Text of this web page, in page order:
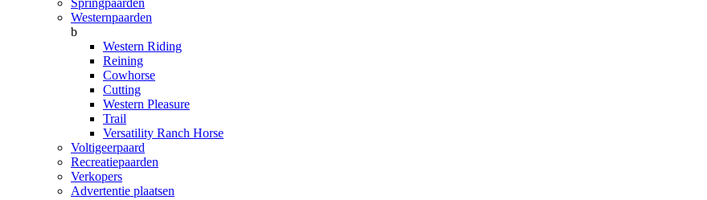
Springpaarden
Westernpaarden
b
Western Riding
Reining
Cowhorse
Cutting
Western Pleasure
Trail
Versatility Ranch Horse
Voltigeerpaard
Recreatiepaarden
Verkopers
Advertentie plaatsen